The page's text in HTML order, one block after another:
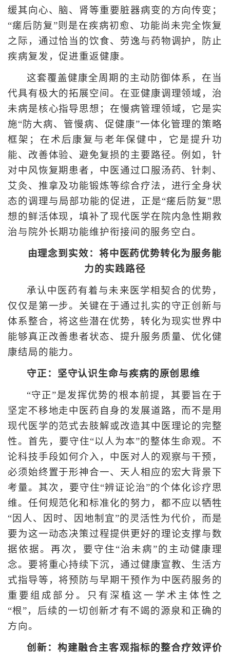
缓其向心、脑、肾等重要脏器病变的方向传变；
“瘥后防复”则是在疾病初愈、功能尚未完全恢复
之际，通过恰当的饮食、劳逸与药物调护，防止
疾病复发，促进重返健康。
这套覆盖健康全周期的主动防御体系，在当
代具有极大的拓展空间。在亚健康调理领域，治
未病是核心指导思想；在慢病管理领域，它是实
施“防大病、管慢病、促健康”一体化管理的策略
框架；在术后康复与老年保健中，它是提升功
能、改善体验、避免复损的主要路径。例如，针
对中风恢复期患者，中医通过口服汤药、针刺、
艾灸、推拿及功能锻炼等综合疗法，进行全身状
态的调理与局部功能的促进，正是“瘥后防复”思
想的鲜活体现，填补了现代医学在院内急性期救
治与院外长期功能维护衔接间的服务空白。
由理念到实效：将中医药优势转化为服务能
力的实践路径
承认中医药有着与未来医学相契合的优势，
仅仅是第一步。关键在于通过扎实的守正创新与
体系整合，将这些潜在优势，转化为现实世界中
能够真正改善患者状态、提升服务质量、优化健
康结局的能力。
守正：坚守认识生命与疾病的原创思维
“守正”是发挥优势的根本前提，其要旨在于
坚定不移地走中医药自身的发展道路，而不是用
现代医学的范式去肢解或改造其中医理论的完整
性。首先，要守住“以人为本”的整体生命观。不
论科技手段如何介入，中医对人的观察与干预，
必须始终置于形神合一、天人相应的宏大背景下
考量。其次，要守住“辨证论治”的个体化诊疗思
维。任何规范化和标准化的努力，都不应以牺牲
“因人、因时、因地制宜”的灵活性为代价，而是
要为这一动态决策过程提供更好的理论支撑与数
据依据。再次，要守住“治未病”的主动健康理
念。要将重心持续下沉，通过健康宣教、生活方
式指导等，将预防与早期干预作为中医药服务的
重要组成部分。只有深植这一学术主体性之
“根”，后续的一切创新才有不竭的源泉和正确的
方向。
创新：构建融合主客观指标的整合疗效评价